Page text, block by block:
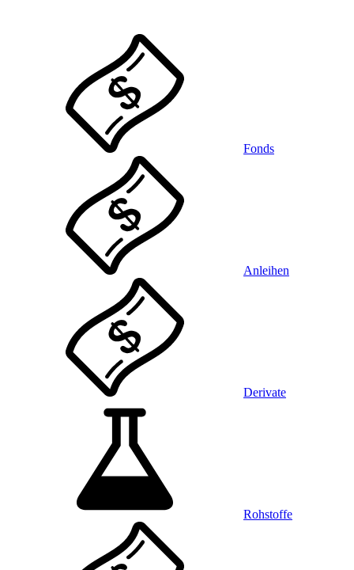
Fonds
Anleihen
Derivate
Rohstoffe